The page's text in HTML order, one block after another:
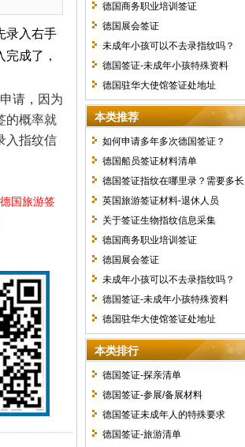
录入右手
成了，
请，因为
的概率就
入指纹信
国旅游签
德国商务职业培训签证
德国展会签证
未成年小孩可以不去录指纹吗？
德国签证-未成年小孩特殊资料
德国驻华大使馆签证处地址
本类推荐
如何申请多年多次德国签证？
德国船员签证材料清单
德国签证指纹在哪里录？需要多长
时间？
英国旅游签证材料-退休人员
关于签证生物指纹信息采集
德国商务职业培训签证
德国展会签证
未成年小孩可以不去录指纹吗？
德国签证-未成年小孩特殊资料
德国驻华大使馆签证处地址
本类排行
德国签证-探亲清单
德国签证-参展/备展材料
德国签证未成年人的特殊要求
德国签证-旅游清单